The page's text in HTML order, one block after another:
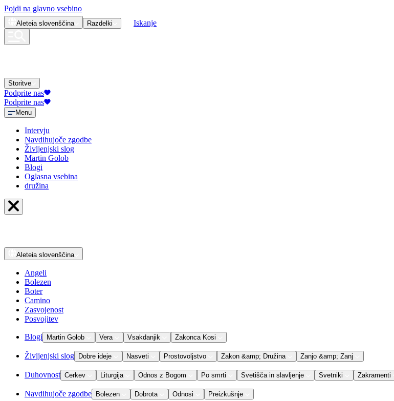
Pojdi na glavno vsebino
Aleteia slovenščina Razdelki Iskanje
Storitve
Podprite nas
Podprite nas
Menu
Intervju
Navdihujoče zgodbe
Življenjski slog
Martin Golob
Blogi
Oglasna vsebina
družina
Aleteia slovenščina
Angeli
Bolezen
Boter
Camino
Zasvojenost
Posvojitev
Blogi Martin Golob Vera Vsakdanjik Zakonca Kosi
Življenjski slog Dobre ideje Nasveti Prostovoljstvo Zakon &amp; Družina Zanjo &amp; Zanj
Duhovnost Cerkev Liturgija Odnos z Bogom Po smrti Svetišča in slavljenje Svetniki Zakramenti
Navdihujoče zgodbe Bolezen Dobrota Odnosi Preizkušnje